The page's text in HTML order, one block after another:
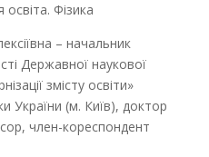
Фізика
– начальник
Державної наукової
змісту освіти»
України (м. Київ), доктор
член-кореспондент